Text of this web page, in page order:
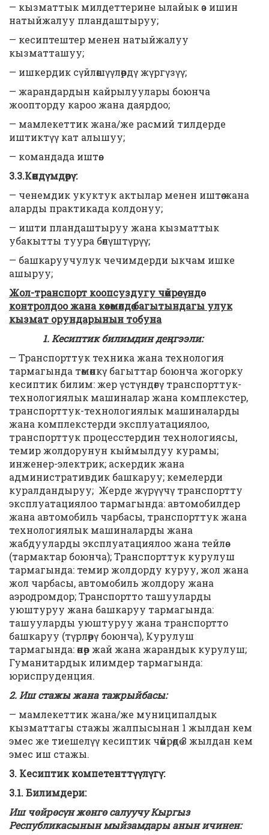
— кызматтык милдеттерине ылайык өз ишин
натыйжалуу пландаштыруу;
— кесиптештер менен натыйжалуу
кызматташуу;
— ишкердик сүйлөшүүлөрдү жүргүзүү;
— жарандардын кайрылуулары боюнча
жоопторду кароо жана даярдоо;
— мамлекеттик жана/же расмий тилдерде
иштиктүү кат алышуу;
— командада иштөө.
3.3.Көндүмдөрү:
— ченемдик укуктук актылар менен иштөө жана
аларды практикада колдонуу;
— ишти пландаштыруу жана кызматтык
убакытты туура бөлүштүрүү;
— башкаруучулук чечимдерди ыкчам ишке
ашыруу;
Жол-транспорт коопсуздугу чөйрөсүндө
контролдоо жана көзөмөлдөөбагытындагы улук
кызмат орундарынын тобуна
1. Кесиптик билимдин деңгээли:
— Транспорттук техника жана технология
тармагында төмөнкү багыттар боюнча жогорку
кесиптик билим: жер үстүндөгү транспорттук-
технологиялык машиналар жана комплекстер,
транспорттук-технологиялык машиналарды
жана комплекстерди эксплуатациялоо,
транспорттук процесстердин технологиясы,
темир жолдорунун кыймылдуу курамы;
инженер-электрик; аскердик жана
административдик башкаруу; кемелерди
куралдандыруу; Жерде жүрүүчү транспортту
эксплуатациялоо тармагында: автомобилдер
жана автомобиль чарбасы, транспорттук жана
технологиялык машиналарды жана
жабдууларды эксплуатациялоо жана тейлөө
(тармактар боюнча); Транспорттук курулуш
тармагында: темир жолдорду куруу, жол жана
жол чарбасы, автомобиль жолдору жана
аэродромдор; Транспортто ташууларды
уюштуруу жана башкаруу тармагында:
ташууларды уюштуруу жана транспортто
башкаруу (түрлөрү боюнча), Курулуш
тармагында: өнөр жай жана жарандык курулуш;
Гуманитардык илимдер тармагында:
юриспруденция.
2. Иш стажы жана тажрыйбасы:
— мамлекеттик жана/же муниципалдык
кызматтагы стажы жалпысынан 1 жылдан кем
эмес же тиешелүү кесиптик чөйрөдө 3 жылдан кем
эмес иш стажы.
3. Кесиптик компетенттүүлүгү:
3.1. Билимдери:
Иш чөйрөсүн жөнгө салуучу Кыргыз
Республикасынын мыйзамдары анын ичинен: